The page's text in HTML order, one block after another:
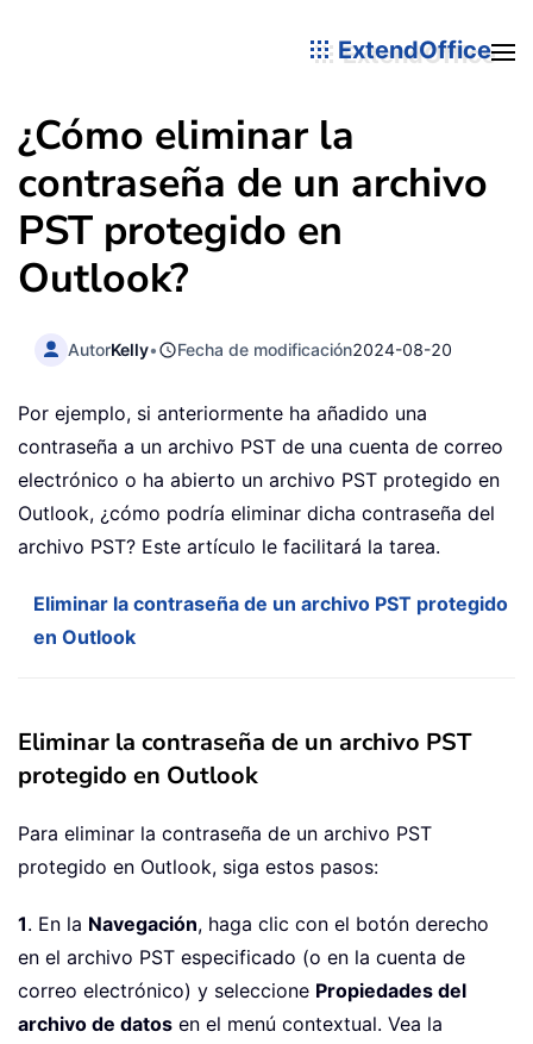
ExtendOffice
¿Cómo eliminar la
contraseña de un archivo
PST protegido en
Outlook?
AutorKelly• Fecha de modificación2024-08-20
Por ejemplo, si anteriormente ha añadido una
contraseña a un archivo PST de una cuenta de correo
electrónico o ha abierto un archivo PST protegido en
Outlook, ¿cómo podría eliminar dicha contraseña del
archivo PST? Este artículo le facilitará la tarea.
Eliminar la contraseña de un archivo PST protegido
en Outlook
Eliminar la contraseña de un archivo PST
protegido en Outlook
Para eliminar la contraseña de un archivo PST
protegido en Outlook, siga estos pasos:
1. En la Navegación, haga clic con el botón derecho
en el archivo PST especificado (o en la cuenta de
correo electrónico) y seleccione Propiedades del
archivo de datos en el menú contextual. Vea la